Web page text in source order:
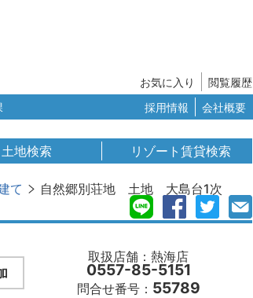
お気に入り
閲覧履歴
採用情報 会社概要
土地検索 リゾート賃貸検索
て 自然郷別荘地 土地 大島台1次
取扱店舗：熱海店
0557-85-5151
問合せ番号： 55789